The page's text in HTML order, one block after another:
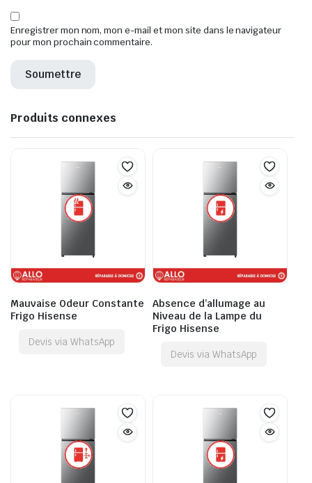
Enregistrer mon nom, mon e-mail et mon site dans le navigateur
pour mon prochain commentaire.
Produits connexes
Mauvaise Odeur Constante
Frigo Hisense
Devis via WhatsApp
Absence d’allumage au
Niveau de la Lampe du
Frigo Hisense
Devis via WhatsApp